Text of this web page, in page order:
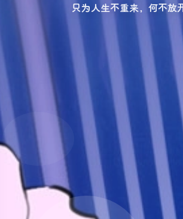
只为人生不重来，何不放